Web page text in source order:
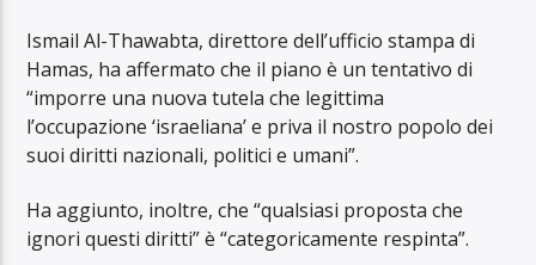
Ismail Al-Thawabta, direttore dell’ufficio stampa di
Hamas, ha affermato che il piano è un tentativo di
“imporre una nuova tutela che legittima
l’occupazione ‘israeliana’ e priva il nostro popolo dei
suoi diritti nazionali, politici e umani”.
Ha aggiunto, inoltre, che “qualsiasi proposta che
ignori questi diritti” è “categoricamente respinta”.